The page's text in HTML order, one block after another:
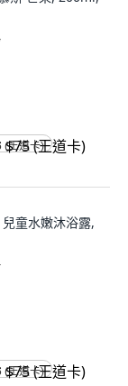
(王道卡)
童水嫩沐浴露,
(王道卡)